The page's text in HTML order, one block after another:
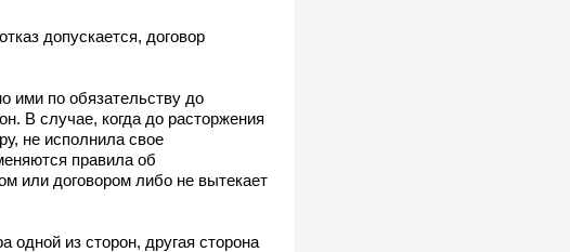
допускается, договор
ими по обязательству до
В случае, когда до расторжения
не исполнила свое
правила об
или договором либо не вытекает
из сторон, другая сторона